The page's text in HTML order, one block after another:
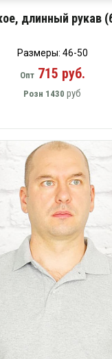
длинный рукав
Размеры: 46-50
Опт715 руб.
Розн 1430 руб